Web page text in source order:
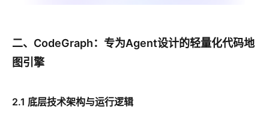
二、CodeGraph：专为Agent设计的轻量化代码地
图引擎
2.1 底层技术架构与运行逻辑